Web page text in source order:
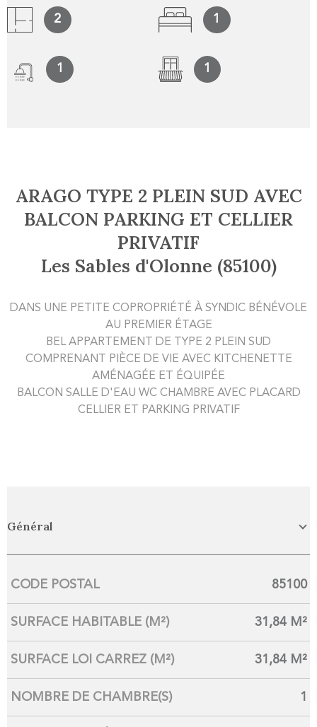
2 1
1 1
ARAGO TYPE 2 PLEIN SUD AVEC
BALCON PARKING ET CELLIER
PRIVATIF
Les Sables d'Olonne (85100)
DANS UNE PETITE COPROPRIÉTÉ À SYNDIC BÉNÉVOLE
AU PREMIER ÉTAGE
BEL APPARTEMENT DE TYPE 2 PLEIN SUD
COMPRENANT PIÈCE DE VIE AVEC KITCHENETTE
AMÉNAGÉE ET ÉQUIPÉE
BALCON SALLE D'EAU WC CHAMBRE AVEC PLACARD
CELLIER ET PARKING PRIVATIF
Général
Caractérisque Valeurs
CODE POSTAL 85100
SURFACE HABITABLE (M²) 31,84 M²
SURFACE LOI CARREZ (M²) 31,84 M²
NOMBRE DE CHAMBRE(S) 1